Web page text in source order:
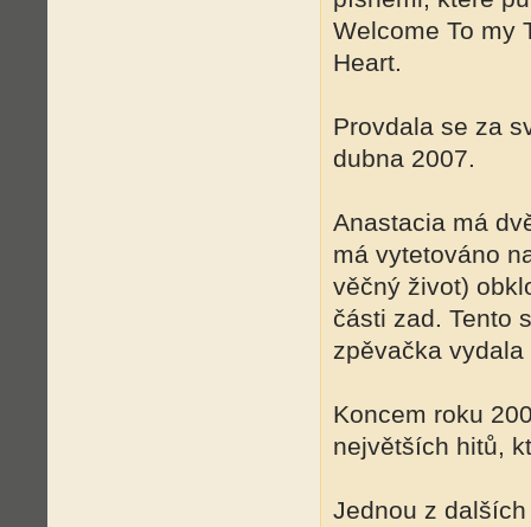
Welcome To my
Heart.
Provdala se za
dubna 2007.
Anastacia má
má vytetováno
věčný život)
části zad. Tento
zpěvačka
Koncem roku
největších hitů,
Jednou z